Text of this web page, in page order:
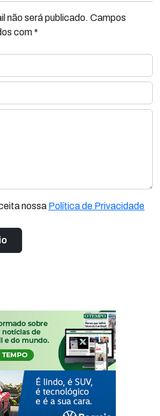
não será publicado. Campos
com *
nossa Política de Privacidade